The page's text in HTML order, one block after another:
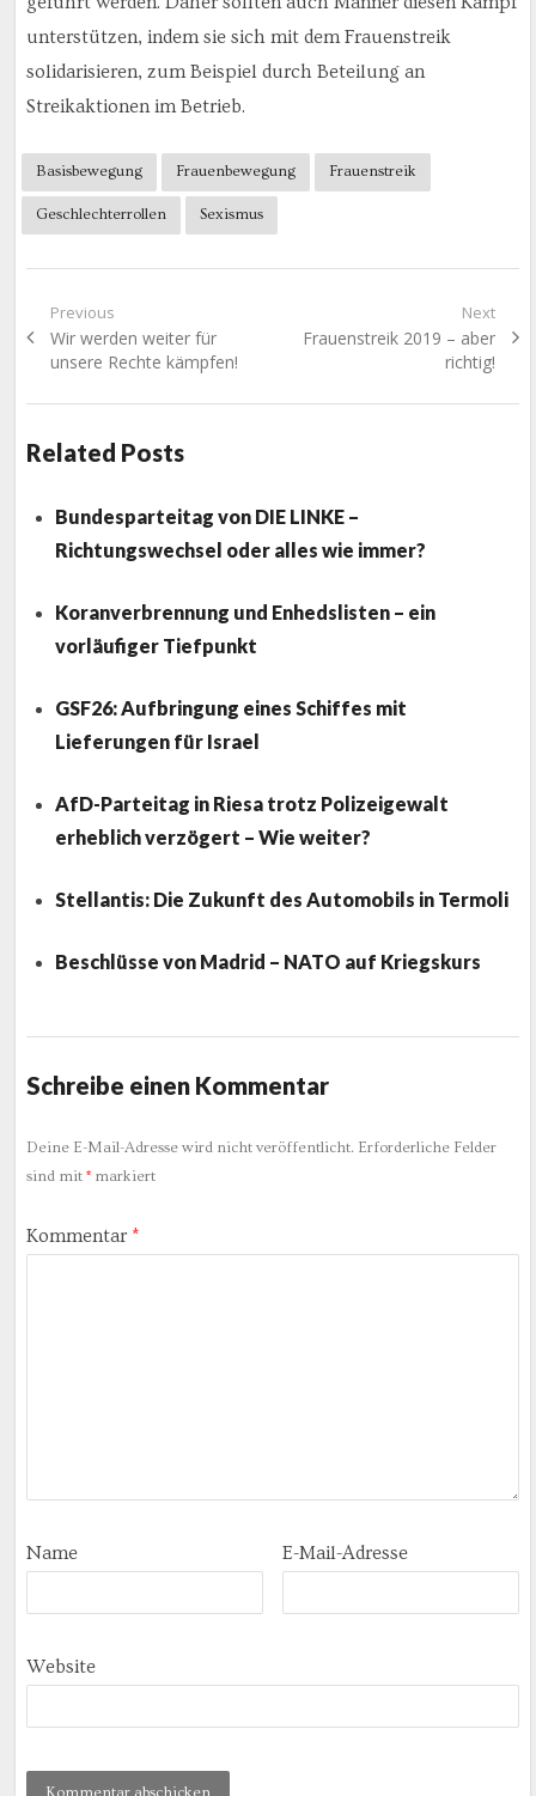
unterstützen, indem sie sich mit dem Frauenstreik
solidarisieren, zum Beispiel durch Beteilung an
Streikaktionen im Betrieb.
Basisbewegung Frauenbewegung Frauenstreik
Geschlechterrollen Sexismus
Beitragsnavigation
Previous
Previous
post:
Wir werden weiter für
unsere Rechte kämpfen!
Next
Next
Frauenstreik 2019 – aber
richtig!
Related Posts
Bundesparteitag von DIE LINKE –
Richtungswechsel oder alles wie immer?
Koranverbrennung und Enhedslisten – ein
vorläufiger Tiefpunkt
GSF26: Aufbringung eines Schiffes mit
Lieferungen für Israel
AfD-Parteitag in Riesa trotz Polizeigewalt
erheblich verzögert – Wie weiter?
Stellantis: Die Zukunft des Automobils in Termoli
Beschlüsse von Madrid – NATO auf Kriegskurs
Schreibe einen Kommentar
Deine E-Mail-Adresse wird nicht veröffentlicht. Erforderliche Felder
sind mit *markiert
Kommentar *
Name E-Mail-Adresse
Website